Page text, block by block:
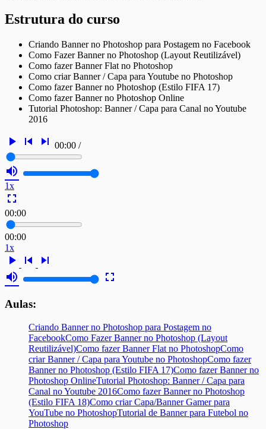
Estrutura do curso
Criando Banner no Photoshop para Postagem no Facebook
Como Fazer Banner no Photoshop (Layout Reutilizável)
Como fazer Banner Flat no Photoshop
Como criar Banner / Capa para Youtube no Photoshop
Como fazer Banner no Photoshop (Estilo FIFA 17)
Como fazer Banner no Photoshop Online
Tutorial Photoshop: Banner / Capa para Canal no Youtube
2016
play_arrow skip_previous skip_next 00:00 /
volume_up
1x
fullscreen
00:00
00:00
1x
play_arrow skip_previous
skip_next
volume_up
fullscreen
Aulas:
Criando Banner no Photoshop para Postagem no
FacebookComo Fazer Banner no Photoshop (Layout
Reutilizável)Como fazer Banner Flat no PhotoshopComo
criar Banner / Capa para Youtube no PhotoshopComo fazer
Banner no Photoshop (Estilo FIFA 17)Como fazer Banner no
Photoshop OnlineTutorial Photoshop: Banner / Capa para
Canal no Youtube 2016Como fazer Banner no Photoshop
(Estilo FIFA 18)Como criar Capa/Banner Gamer para
YouTube no PhotoshopTutorial de Banner para Futebol no
Photoshop